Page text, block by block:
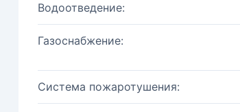
Водоотведение:
Газоснабжение:
Система пожаротушения: